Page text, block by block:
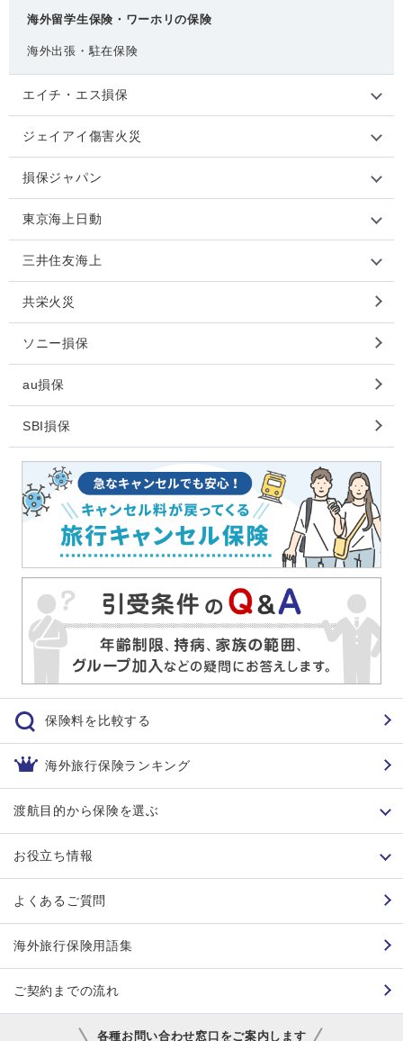
海外留学生保険・ワーホリの保険
海外出張・駐在保険
エイチ・エス損保
ジェイアイ傷害火災
損保ジャパン
東京海上日動
三井住友海上
共栄火災
ソニー損保
au損保
SBI損保
保険料を比較する
海外旅行保険ランキング
渡航目的から保険を選ぶ
お役立ち情報
よくあるご質問
海外旅行保険用語集
ご契約までの流れ
各種お問い合わせ窓口をご案内します